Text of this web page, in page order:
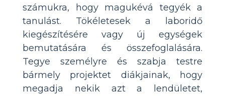
számukra, hogy magukévá tegyék a
tanulást. Tökéletesek a laboridő
kiegészítésére vagy új egységek
bemutatására és összefoglalására.
Tegye személyre és szabja testre
bármely projektet diákjainak, hogy
megadja nekik azt a lendületet,